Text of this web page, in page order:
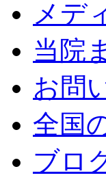
メデ
当院
お問
全国
ブロ